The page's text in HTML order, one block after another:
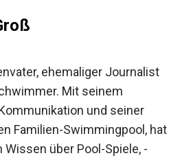
ehemaliger Journalist
Mit seinem
und seiner
Familien-Swimmingpool, hat
Wissen über Pool-Spiele, -